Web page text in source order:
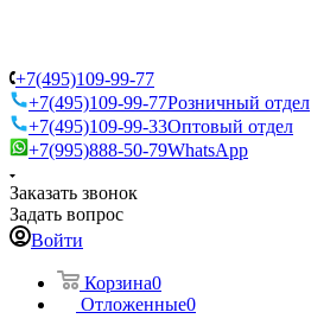
+7(495)109-99-77
+7(495)109-99-77Розничный отдел
+7(495)109-99-33Оптовый отдел
+7(995)888-50-79WhatsApp
Заказать звонок
Задать вопрос
Войти
Корзина0
Отложенные0